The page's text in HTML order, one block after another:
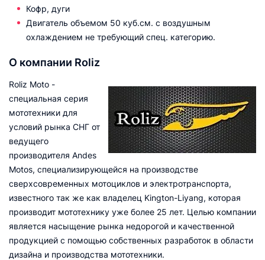
Кофр, дуги
Двигатель объемом 50 куб.см. с воздушным
охлаждением не требующий спец. категорию.
О компании Roliz
Roliz Moto -
специальная серия
мототехники для
условий рынка СНГ от
ведущего
производителя Andes
Motos, специализирующейся на производстве
сверхсовременных мотоциклов и электротранспорта,
известного так же как владелец Kington-Liyang, которая
производит мототехнику уже более 25 лет. Целью компании
является насыщение рынка недорогой и качественной
продукцией с помощью собственных разработок в области
дизайна и производства мототехники.